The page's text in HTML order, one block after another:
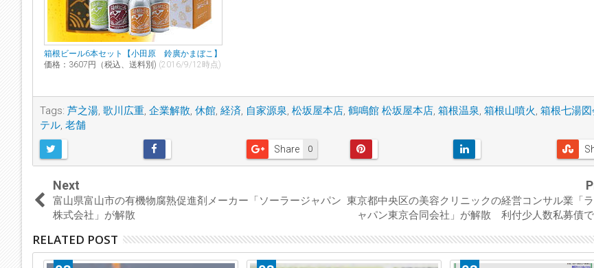
箱根ビール6本セット【小田原 鈴廣かまぼこ】
価格：3607円（税込、送料別) (2016/9/12時点)
Tags: 芦之湯, 歌川広重, 企業解散, 休館, 経済, 自家源泉, 松坂屋本店, 鶴鳴館 松坂屋本店, 箱根温泉, 箱根山噴火, 箱根七湯図
テル, 老舗
0
Share
Next
富山県富山市の有機物腐熟促進剤メーカー「ソーラージャパン
株式会社」が解散
東京都中央区の美容クリニックの経営コンサル業「
ャパン東京合同会社」が解散 利付少人数私募債
RELATED POST